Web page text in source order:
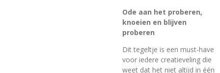
Ode aan het proberen,
knoeien en blijven
proberen
Dit tegeltje is een must-have
voor iedere creatieveling die
weet dat het niet altijd in één